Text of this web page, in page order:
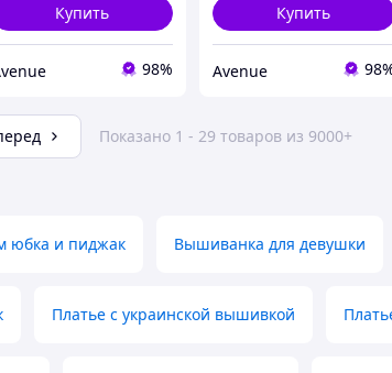
Купить
98%
Купить
Avenue
Показано 1 - 29 товаров из 9000+
юбка и пиджак Вышиванка для девушки
Платье с украинской вышивкой